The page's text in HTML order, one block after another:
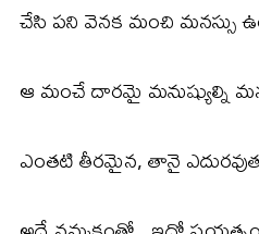
చేసి పని వెనక మంచి మనస్సు
ఆ మంచే దారమై మనుష్యుల్ని
ఎంతటి తీరమైన, తానై